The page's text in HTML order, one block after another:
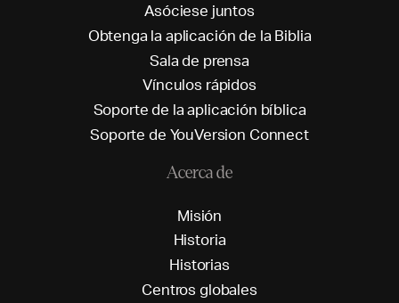
Asóciese juntos
Obtenga la aplicación de la Biblia
Sala de prensa
Vínculos rápidos
Soporte de la aplicación bíblica
Soporte de YouVersion Connect
Acerca de
Misión
Historia
Historias
Centros globales